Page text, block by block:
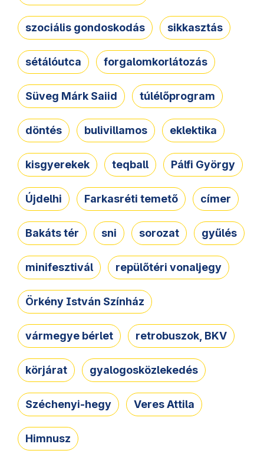
szociális gondoskodás sikkasztás
sétálóutca forgalomkorlátozás
Süveg Márk Saiid túlélőprogram
döntés bulivillamos eklektika
kisgyerekek teqball Pálfi György
Újdelhi Farkasréti temető címer
Bakáts tér sni sorozat gyűlés
minifesztivál repülőtéri vonaljegy
Örkény István Színház
vármegye bérlet retrobuszok, BKV
körjárat gyalogosközlekedés
Széchenyi-hegy Veres Attila
Himnusz